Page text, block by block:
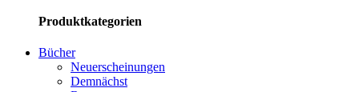
Produktkategorien
Bücher
Neuerscheinungen
Demnächst